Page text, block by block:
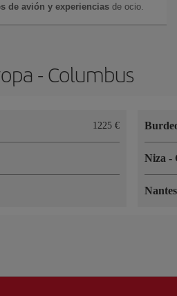
de avión y experiencias de ocio.
- Columbus
1225 €
Niza-